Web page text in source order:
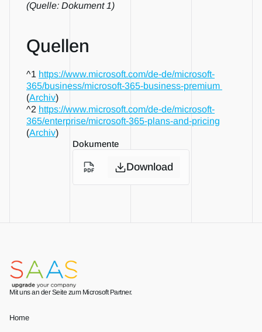
(Quelle: Dokument 1)
Quellen
^1 https://www.microsoft.com/de-de/microsoft-
(Archiv)
^2 https://www.microsoft.com/de-de/microsoft-
365/enterprise/microsoft-365-plans-and-pricing
(Archiv)
Dokumente
Download
Mit uns an der Seite zum Microsoft Partner.
Home